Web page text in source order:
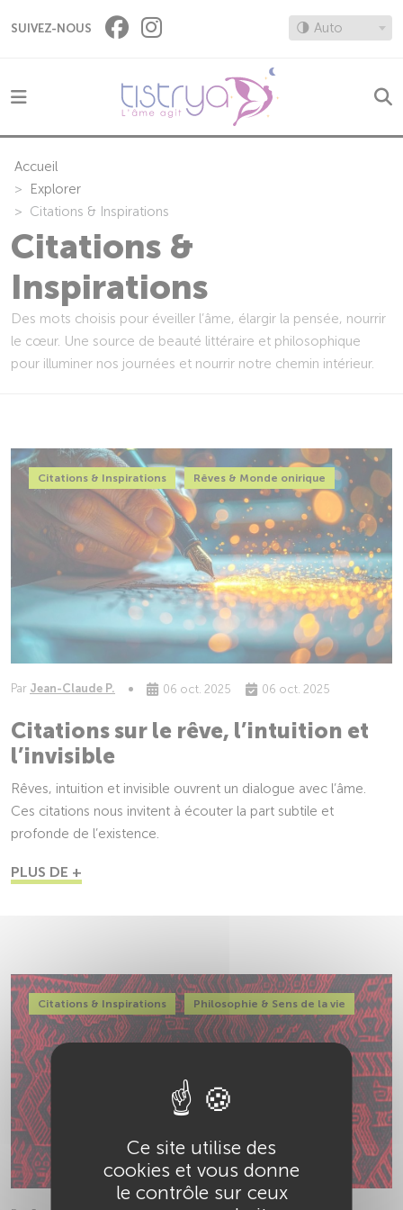
SUIVEZ-NOUS 🌗 Auto
Accueil
Explorer
Citations & Inspirations
Citations &
Inspirations
Des mots choisis pour éveiller l’âme, élargir la pensée, nourrir
le cœur. Une source de beauté littéraire et philosophique
pour illuminer nos journées et nourrir notre chemin intérieur.
Citations & Inspirations Rêves & Monde onirique
Par Jean-Claude P. 06 oct. 2025 06 oct. 2025
Citations sur le rêve, l’intuition et
l’invisible
Rêves, intuition et invisible ouvrent un dialogue avec l’âme.
Ces citations nous invitent à écouter la part subtile et
profonde de l’existence.
PLUS DE +
Citations & Inspirations Philosophie & Sens de la vie
Ce site utilise des
cookies et vous donne
le contrôle sur ceux